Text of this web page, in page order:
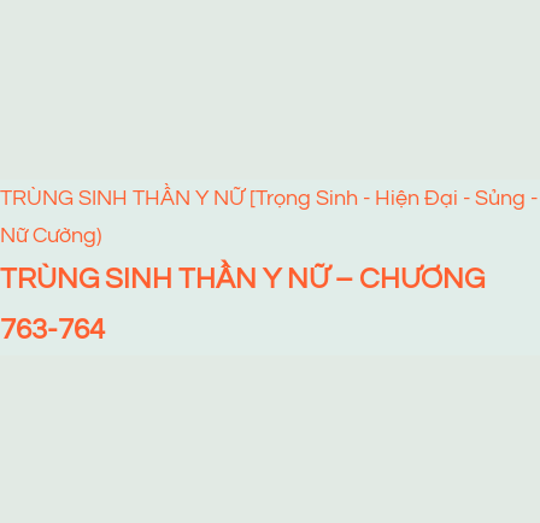
TRÙNG SINH THẦN Y NỮ [Trọng Sinh - Hiện Đại - Sủng -
Nữ Cường)
TRÙNG SINH THẦN Y NỮ – CHƯƠNG
763-764